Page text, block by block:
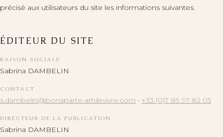
+33 (0)7 89 97 82 05
s.dambelin@bonaparte-artdevivre.com
précisé aux utilisateurs du site les informations suivantes.
ÉDITEUR DU SITE
RAISON SOCIALE
Sabrina DAMBELIN
CONTACT
s.dambelin@bonaparte-artdevivre.com · +33 (0)7 89 97 82 05
DIRECTEUR DE LA PUBLICATION
Sabrina DAMBELIN